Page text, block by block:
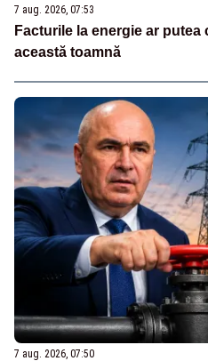
7 aug. 2026, 07:53
Facturile la energie ar putea
această toamnă
7 aug. 2026, 07:50